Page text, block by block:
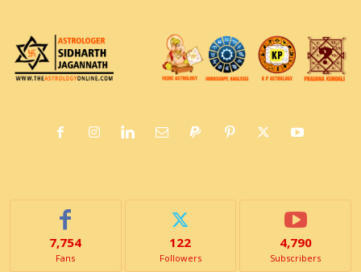
7,754
Fans
122
Followers
4,790
Subscribers